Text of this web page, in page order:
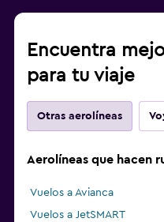
Encuentra
para tu viaje
Otras aerolíneas
Aerolíneas que hacen
Vuelos a Avianca
Vuelos a JetSMART